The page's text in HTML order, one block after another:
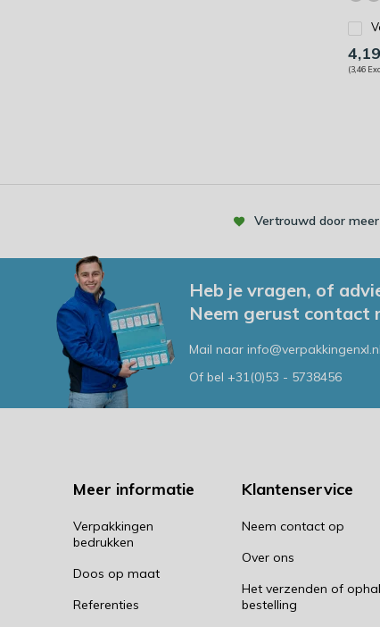
4,19
(3,46
Vertrouwd door
Heb je vragen, of
Neem gerust contact
Mail naar info@verpakkingenxl.nl
Of bel +31(0)53 - 5738456
Meer informatie
Verpakkingen
bedrukken
Doos op maat
Referenties
Klantenservice
Neem contact op
Over ons
Het verzenden of
bestelling